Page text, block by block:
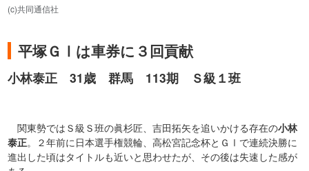
(c)共同通信社
平塚ＧⅠは車券に３回貢献
小林泰正 31歳 群馬 113期 Ｓ級１班
関東勢ではＳ級Ｓ班の眞杉匠、吉田拓矢を追いかける存在の小林
泰正。２年前に日本選手権競輪、高松宮記念杯とＧⅠで連続決勝に
進出した頃はタイトルも近いと思わせたが、その後は失速した感が